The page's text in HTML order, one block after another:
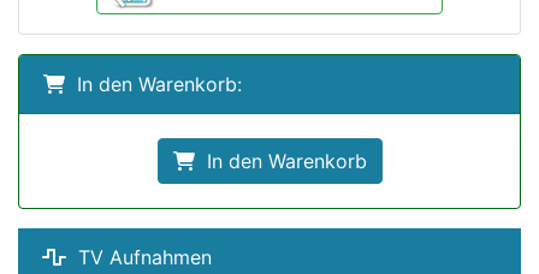
In den Warenkorb:
In den Warenkorb
TV Aufnahmen